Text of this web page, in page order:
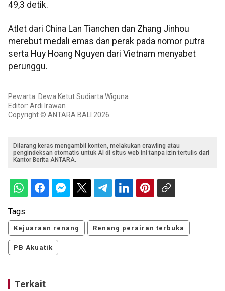
49,3 detik.
Atlet dari China Lan Tianchen dan Zhang Jinhou
merebut medali emas dan perak pada nomor putra
serta Huy Hoang Nguyen dari Vietnam menyabet
perunggu.
Pewarta: Dewa Ketut Sudiarta Wiguna
Editor: Ardi Irawan
Copyright © ANTARA BALI 2026
Dilarang keras mengambil konten, melakukan crawling atau
pengindeksan otomatis untuk AI di situs web ini tanpa izin tertulis dari
Kantor Berita ANTARA.
Tags:
Kejuaraan renang Renang perairan terbuka
PB Akuatik
Terkait